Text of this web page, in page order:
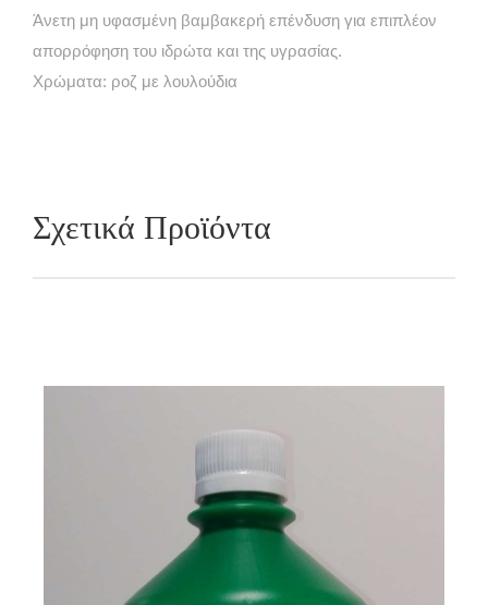
Άνετη μη υφασμένη βαμβακερή επένδυση για επιπλέον
απορρόφηση του ιδρώτα και της υγρασίας.
Χρώματα: ροζ με λουλούδια
Σχετικά Προϊόντα